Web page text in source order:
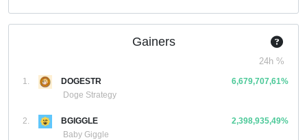
Gainers
24h %
1.
DOGESTR
Doge Strategy
6,679,707,61%
2.
BGIGGLE
Baby Giggle
2,398,935,49%